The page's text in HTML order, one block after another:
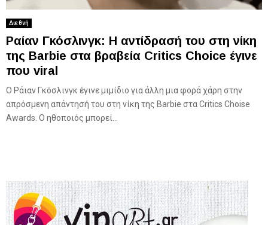
Διεθνή
Ραίαν Γκόσλινγκ: Η αντίδρασή του στη νίκη
της Barbie στα βραβεία Critics Choice έγινε
που viral
Ο Ράιαν Γκόσλινγκ έγινε μιμίδιο για άλλη μια φορά χάρη στην
απρόσμενη απάντησή του στη νίκη της Barbie στα Critics Choise
Awards. Ο ηθοποιός μπορεί...